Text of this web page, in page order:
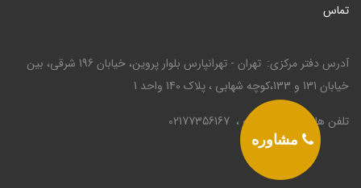
تماس
آدرس دفتر مرکزی
تهران - تهرانپارس بلوار پروین، خیابان 196 شرقی، بین
خیابان 131 و 133،کوچه شهابی ، پلاک 140 واحد 1
تلفن ها
02177330946
02177356167
مشاوره